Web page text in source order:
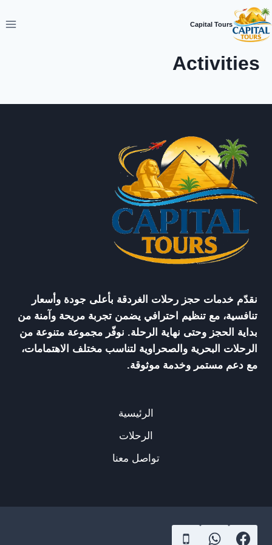
التجاوز
إلى
المحتوى
Capital Tours
Activities
نقدّم خدمات حجز رحلات الغردقة بأعلى جودة وأسعار
تنافسية، مع تنظيم احترافي يضمن تجربة مريحة وآمنة من
بداية الحجز وحتى نهاية الرحلة. نوفّر مجموعة متنوعة من
الرحلات البحرية والصحراوية لتناسب مختلف الاهتمامات،
مع دعم مستمر وخدمة موثوقة.
الرئيسية
الرحلات
تواصل معنا